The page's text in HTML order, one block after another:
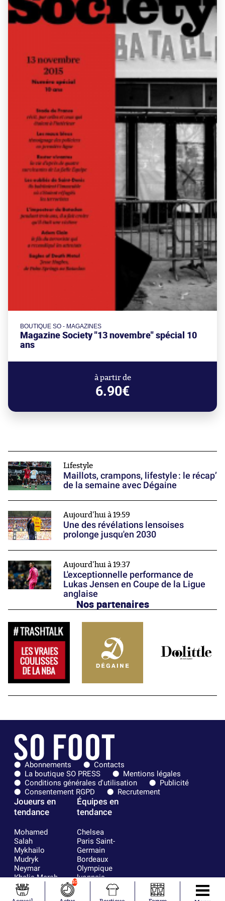
BOUTIQUE SO - MAGAZINES
Magazine Society "13 novembre" spécial 10
ans
à partir de
6.90€
Lifestyle
Maillots, crampons, lifestyle : le récap’
de la semaine avec Dégaine
Aujourd'hui à 19:59
Une des révélations lensoises
prolonge jusqu'en 2030
Aujourd'hui à 19:37
L'exceptionnelle performance de
Lukas Jensen en Coupe de la Ligue
anglaise
Nos partenaires
Abonnements
Contacts
La boutique SO PRESS
Mentions légales
Conditions générales d'utilisation
Publicité
Consentement RGPD
Recrutement
Joueurs en
tendance
Mohamed
Salah
Mykhailo
Mudryk
Neymar
Khalis Merah
Loïs Openda
Moussa
Équipes en
tendance
Chelsea
Paris Saint-
Germain
Bordeaux
Olympique
lyonnais
FIFA
Real Madrid
10